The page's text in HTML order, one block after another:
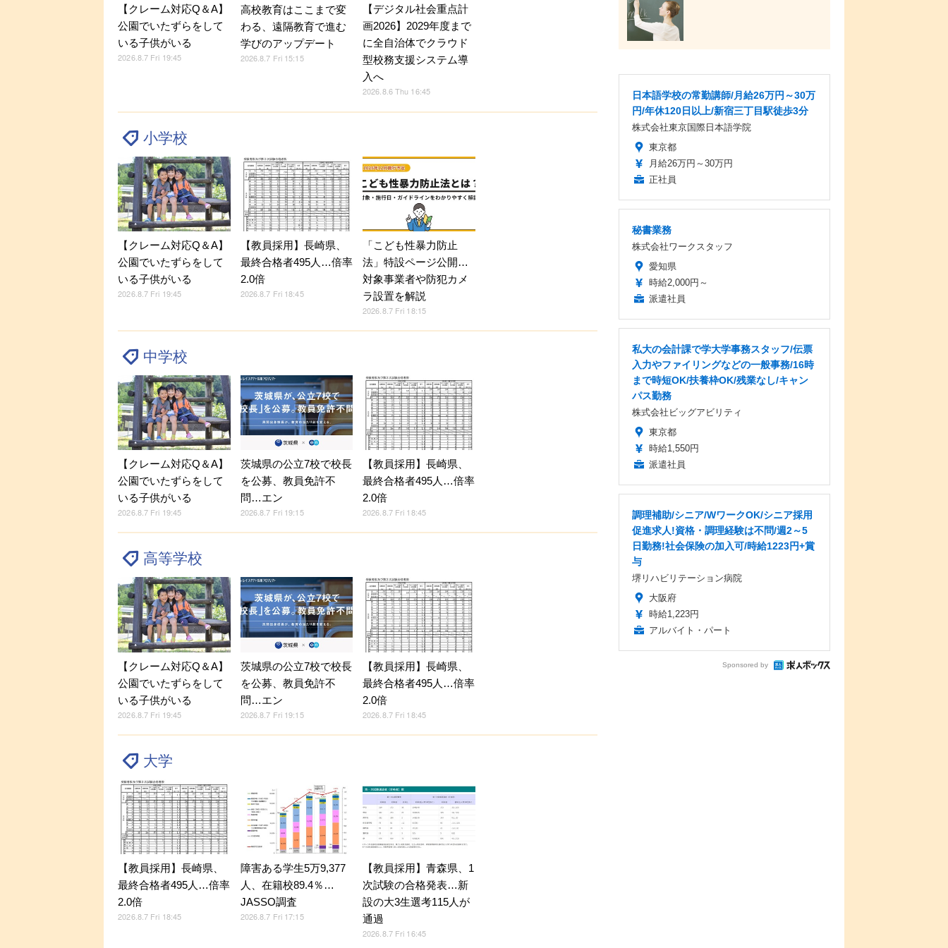
【クレーム対応Q＆A】
公園でいたずらをして
いる子供がいる
2026.8.7 Fri 19:45
高校教育はここまで変
わる、遠隔教育で進む
学びのアップデート
2026.8.7 Fri 15:15
【デジタル社会重点計
画2026】2029年度まで
に全自治体でクラウド
型校務支援システム導
入へ
2026.8.6 Thu 16:45
小学校
【クレーム対応Q＆A】
公園でいたずらをして
いる子供がいる
2026.8.7 Fri 19:45
【教員採用】長崎県、
最終合格者495人…倍率
2.0倍
2026.8.7 Fri 18:45
「こども性暴力防止
法」特設ページ公開…
対象事業者や防犯カメ
ラ設置を解説
2026.8.7 Fri 18:15
中学校
【クレーム対応Q＆A】
公園でいたずらをして
いる子供がいる
2026.8.7 Fri 19:45
茨城県の公立7校で校長
を公募、教員免許不
問…エン
2026.8.7 Fri 19:15
【教員採用】長崎県、
最終合格者495人…倍率
2.0倍
2026.8.7 Fri 18:45
高等学校
【クレーム対応Q＆A】
公園でいたずらをして
いる子供がいる
2026.8.7 Fri 19:45
茨城県の公立7校で校長
を公募、教員免許不
問…エン
2026.8.7 Fri 19:15
【教員採用】長崎県、
最終合格者495人…倍率
2.0倍
2026.8.7 Fri 18:45
大学
【教員採用】長崎県、
最終合格者495人…倍率
2.0倍
2026.8.7 Fri 18:45
障害ある学生5万9,377
人、在籍校89.4％…
JASSO調査
2026.8.7 Fri 17:15
【教員採用】青森県、1
次試験の合格発表…新
設の大3生選考115人が
通過
2026.8.7 Fri 16:45
日本語学校の常勤講師/月給26万円～30万
円/年休120日以上/新宿三丁目駅徒歩3分
株式会社東京国際日本語学院
東京都
月給26万円～30万円
正社員
秘書業務
株式会社ワークスタッフ
愛知県
時給2,000円～
派遣社員
私大の会計課で学大学事務スタッフ/伝票
入力やファイリングなどの一般事務/16時
まで時短OK/扶養枠OK/残業なし/キャン
パス勤務
株式会社ビッグアビリティ
東京都
時給1,550円
派遣社員
調理補助/シニア/WワークOK/シニア採用
促進求人!資格・調理経験は不問/週2～5
日勤務!社会保険の加入可/時給1223円+賞
与
堺リハビリテーション病院
大阪府
時給1,223円
アルバイト・パート
Sponsored by